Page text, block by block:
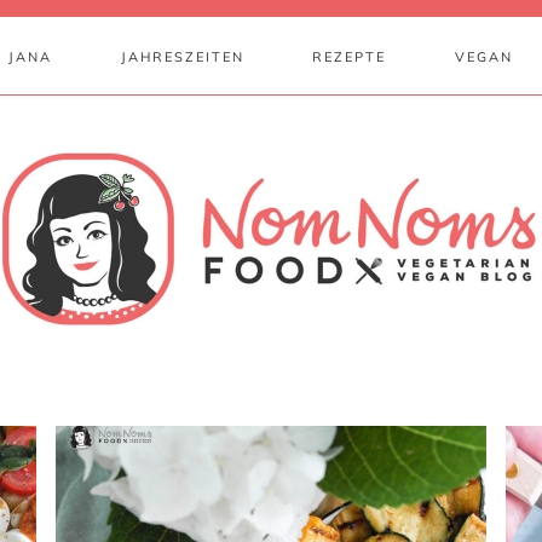
JANA JAHRESZEITEN REZEPTE VEGAN